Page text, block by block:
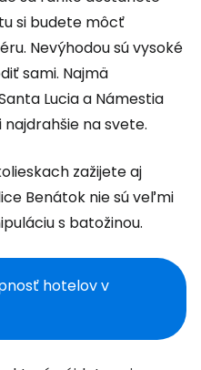
si budete môcť
Nevýhodou sú vysoké
sami. Najmä
Lucia a Námestia
na svete.
zažijete aj
Benátok nie sú veľmi
s batožinou.
hotelov v